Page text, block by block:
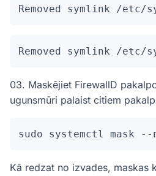
Removed symlink /
Removed symlink /
03. Maskējiet FirewallD
ugunsmūri palaist citiem
sudo systemctl mask
Kā redzat no izvades, maskas